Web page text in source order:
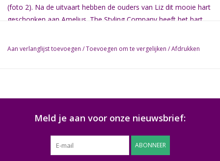
(foto 2). Na de uitvaart hebben de ouders van Liz dit mooie hart
geschonken aan Amelius. The Styling Company heeft het hart
Aan verlanglijst toevoegen /Toevoegen om te vergelijken /Afdrukken
Meld je aan voor onze nieuwsbrief:
ABONNEER